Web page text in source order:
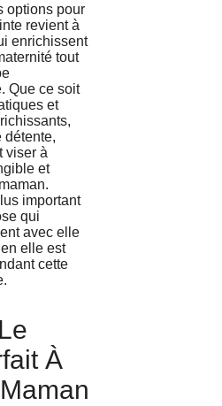
options pour
revient à
enrichissent
tout
Que ce soit
et
détente,
viser à
et
important
qui
avec elle
elle est
cette
À